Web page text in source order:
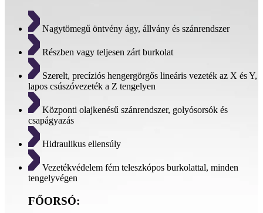
Nagytömegű öntvény ágy, állvány és szánrendszer
Részben vagy teljesen zárt burkolat
Szerelt, precíziós hengergörgős lineáris vezeték az X és Y,
lapos csúszóvezeték a Z tengelyen
Központi olajkenésű szánrendszer, golyósorsók és
csapágyazás
Hidraulikus ellensúly
Vezetékvédelem fém teleszkópos burkolattal, minden
tengelyvégen
FŐORSÓ: